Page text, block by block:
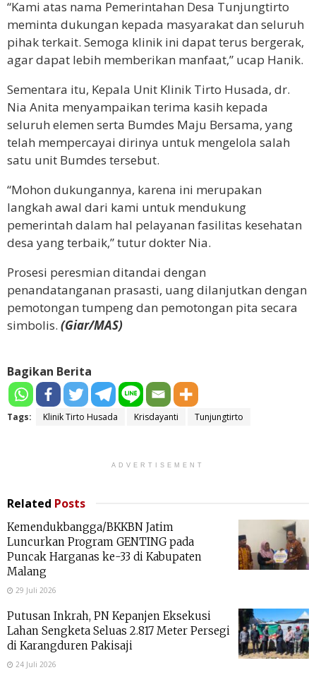
“Kami atas nama Pemerintahan Desa Tunjungtirto
meminta dukungan kepada masyarakat dan seluruh
pihak terkait. Semoga klinik ini dapat terus bergerak,
agar dapat lebih memberikan manfaat,” ucap Hanik.
Sementara itu, Kepala Unit Klinik Tirto Husada, dr.
Nia Anita menyampaikan terima kasih kepada
seluruh elemen serta Bumdes Maju Bersama, yang
telah mempercayai dirinya untuk mengelola salah
satu unit Bumdes tersebut.
“Mohon dukungannya, karena ini merupakan
langkah awal dari kami untuk mendukung
pemerintah dalam hal pelayanan fasilitas kesehatan
desa yang terbaik,” tutur dokter Nia.
Prosesi peresmian ditandai dengan
penandatanganan prasasti, uang dilanjutkan dengan
pemotongan tumpeng dan pemotongan pita secara
simbolis. (Giar/MAS)
Bagikan Berita
Tags: Klinik Tirto Husada Krisdayanti Tunjungtirto
ADVERTISEMENT
Related Posts
Kemendukbangga/BKKBN Jatim
Luncurkan Program GENTING pada
Puncak Harganas ke-33 di Kabupaten
Malang
29 Juli 2026
Putusan Inkrah, PN Kepanjen Eksekusi
Lahan Sengketa Seluas 2.817 Meter Persegi
di Karangduren Pakisaji
24 Juli 2026